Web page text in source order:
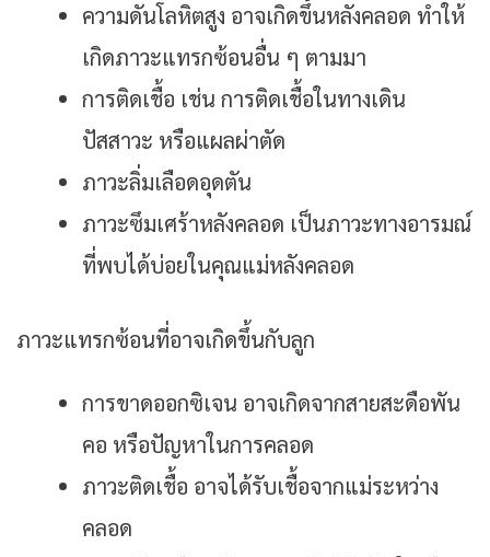
ความดันโลหิตสูง อาจเกิดขึ้นหลังคลอด ทำให้
เกิดภาวะแทรกซ้อนอื่น ๆ ตามมา
การติดเชื้อ เช่น การติดเชื้อในทางเดิน
ปัสสาวะ หรือแผลผ่าตัด
ภาวะลิ่มเลือดอุดตัน
ภาวะซึมเศร้าหลังคลอด เป็นภาวะทางอารมณ์
ที่พบได้บ่อยในคุณแม่หลังคลอด
ภาวะแทรกซ้อนที่อาจเกิดขึ้นกับลูก
การขาดออกซิเจน อาจเกิดจากสายสะดือพัน
คอ หรือปัญหาในการคลอด
ภาวะติดเชื้อ อาจได้รับเชื้อจากแม่ระหว่าง
คลอด